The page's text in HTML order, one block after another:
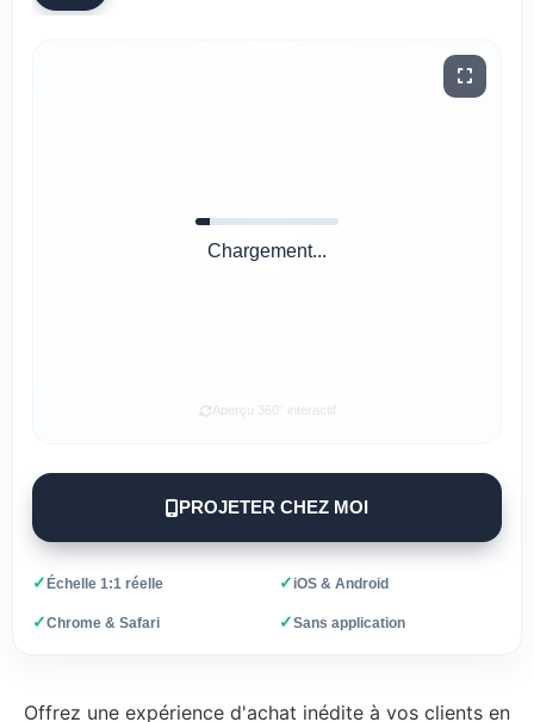
Chargement...
Aperçu 360° interactif
PROJETER CHEZ MOI
✓Échelle 1:1 réelle ✓iOS & Android
✓Chrome & Safari ✓Sans application
Offrez une expérience d'achat inédite à vos clients en